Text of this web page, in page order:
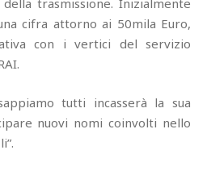
trasmissione. Inizialmente
cifra attorno ai 50mila Euro,
con i vertici del servizio
tutti incasserà la sua
nuovi nomi coinvolti nello